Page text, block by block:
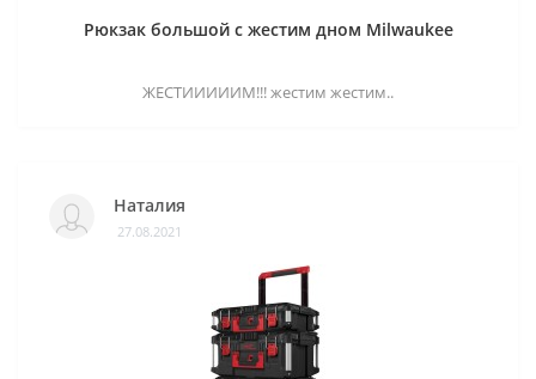
Рюкзак большой с жестим дном Milwaukee
ЖЕСТИИИИИМ!!! жестим жестим..
Наталия
27.08.2021